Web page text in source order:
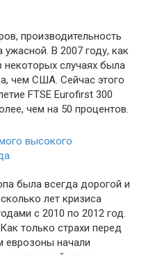
производительность
В 2007 году, как
некоторых случаях была
чем США. Сейчас этого
FTSE Eurofirst 300
чем на 50 процентов.
была всегда дорогой и
лет кризиса
с 2010 по 2012 год.
только страхи перед
еврозоны начали